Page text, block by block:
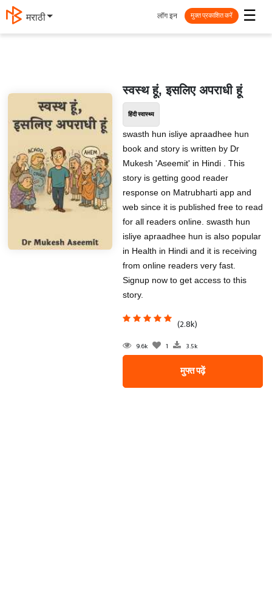
मराठी ☰
लॉग इन मुक्त प्रकाशित करें
स्वस्थ हूं, इसलिए अपराधी हूं
हिंदी स्वास्थ्य
swasth hun isliye apraadhee hun
book and story is written by Dr
Mukesh 'Aseemit' in Hindi . This
story is getting good reader
response on Matrubharti app and
web since it is published free to read
for all readers online. swasth hun
isliye apraadhee hun is also popular
in Health in Hindi and it is receiving
from online readers very fast.
Signup now to get access to this
story.
(2.8k)
9.6k 1 3.5k
मुफ्त पढ़ें